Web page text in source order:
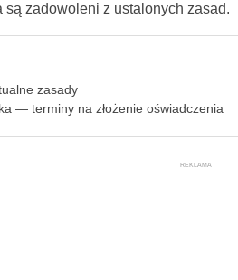
zadowoleni z ustalonych zasad.
zasady
— terminy na złożenie oświadczenia
REKLAMA